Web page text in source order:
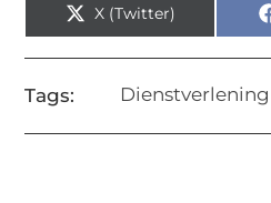
X (Twitter)
Tags: Dienstverlening